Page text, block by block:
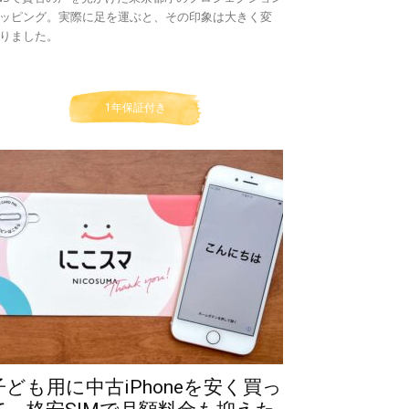
ピング。実際に足を運ぶと、その印象は大きく変
ました。
1年保証付き
ども用に中古iPhoneを安く買っ